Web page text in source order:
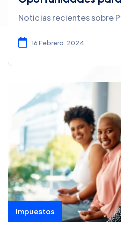
Noticias recientes sobre
16 Febrero, 2024
Impuestos